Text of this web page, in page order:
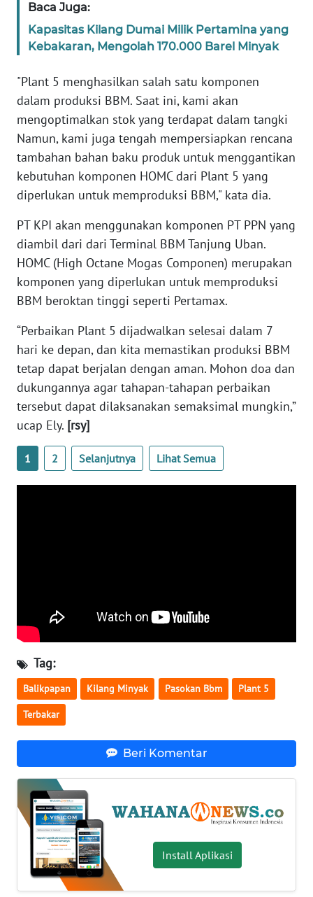
Baca Juga:
Kapasitas Kilang Dumai Milik Pertamina yang
Kebakaran, Mengolah 170.000 Barel Minyak
"Plant 5 menghasilkan salah satu komponen
dalam produksi BBM. Saat ini, kami akan
mengoptimalkan stok yang terdapat dalam tangki
Namun, kami juga tengah mempersiapkan rencana
tambahan bahan baku produk untuk menggantikan
kebutuhan komponen HOMC dari Plant 5 yang
diperlukan untuk memproduksi BBM," kata dia.
PT KPI akan menggunakan komponen PT PPN yang
diambil dari dari Terminal BBM Tanjung Uban.
HOMC (High Octane Mogas Componen) merupakan
komponen yang diperlukan untuk memproduksi
BBM beroktan tinggi seperti Pertamax.
“Perbaikan Plant 5 dijadwalkan selesai dalam 7
hari ke depan, dan kita memastikan produksi BBM
tetap dapat berjalan dengan aman. Mohon doa dan
dukungannya agar tahapan-tahapan perbaikan
tersebut dapat dilaksanakan semaksimal mungkin,”
ucap Ely. [rsy]
1 2 Selanjutnya Lihat Semua
Tag:
Balikpapan Kilang Minyak Pasokan Bbm Plant 5
Terbakar
Beri Komentar
Install Aplikasi
NTT
KEPRI
WN
PAPUA
WN
PAPUA
BARAT
WN
RIAU
WN
SERAMBI
WN
SULTRA
WN
NTB
BABEL
WN
SUMBAR
WN
SUMSEL
WN
LAMPUNG
WN
JATENG